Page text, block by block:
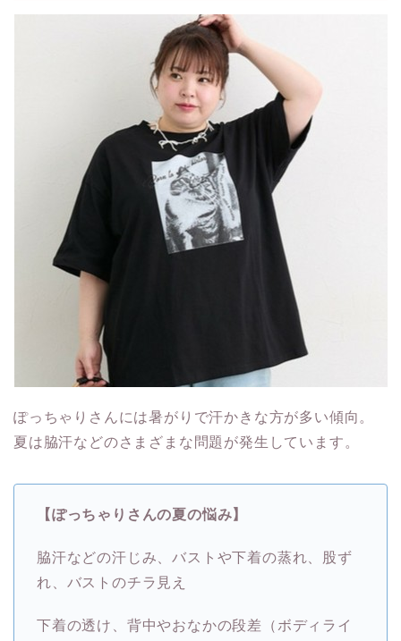
ぽっちゃりさんには暑がりで汗かきな方が多い傾向。
夏は脇汗などのさまざまな問題が発生しています。
【ぽっちゃりさんの夏の悩み】
脇汗などの汗じみ、バストや下着の蒸れ、股ず
れ、バストのチラ見え
下着の透け、背中やおなかの段差（ボディライ